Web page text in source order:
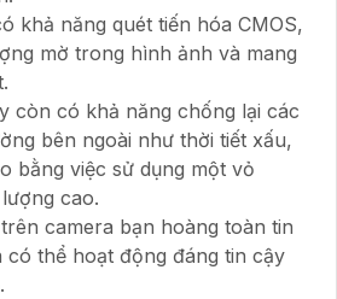
khả năng quét tiến hóa CMOS,
mờ trong hình ảnh và mang
còn có khả năng chống lại các
bên ngoài như thời tiết xấu,
bằng việc sử dụng một vỏ
cao.
camera bạn hoàng toàn tin
có thể hoạt động đáng tin cậy